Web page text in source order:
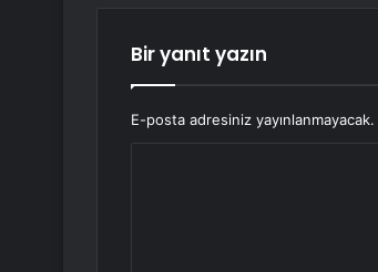
Bir yanıt yazın
E-posta adresiniz yayınlanmayacak.